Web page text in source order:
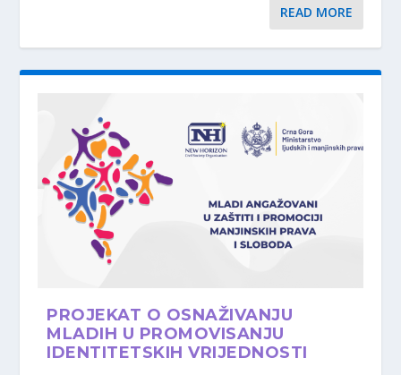
READ MORE
PROJEKAT O OSNAŽIVANJU
MLADIH U PROMOVISANJU
IDENTITETSKIH VRIJEDNOSTI